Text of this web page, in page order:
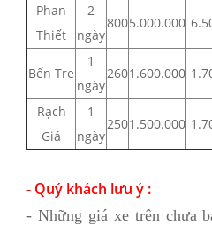
Phan
Thiết
2
ngày
8005.000.000
Bến Tre
1
ngày
2601.600.000
Rạch
Giá
1
ngày
2501.500.000
- Quý khách lưu ý :
- Những giá xe trên chưa